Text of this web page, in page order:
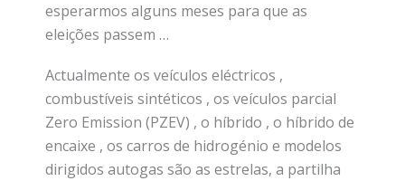
esperarmos alguns meses para que as
eleições passem …
Actualmente os veículos eléctricos ,
combustíveis sintéticos , os veículos parcial
Zero Emission (PZEV) , o híbrido , o híbrido de
encaixe , os carros de hidrogénio e modelos
dirigidos autogas são as estrelas, a partilha